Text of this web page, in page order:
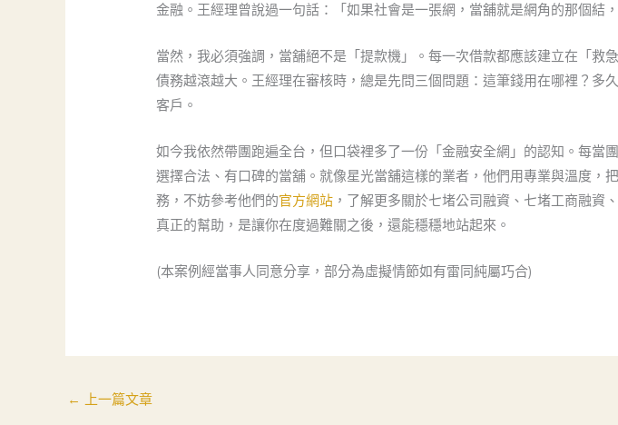
金融。王經理曾說過一句話：「如果社會是一張網，當舖就是網角的那個結
當然，我必須強調，當舖絕不是「提款機」。每一次借款都應該建立在「
債務越滾越大。王經理在審核時，總是先問三個問題：這筆錢用在哪裡？
客戶。
如今我依然帶團跑遍全台，但口袋裡多了一份「金融安全網」的認知。每
選擇合法、有口碑的當舖。就像星光當舖這樣的業者，他們用專業與溫度
務，不妨參考他們的官方網站 ，了解更多關於七堵公司融資、七堵工商融資
真正的幫助，是讓你在度過難關之後，還能穩穩地站起來。
(本案例經當事人同意分享，部分為虛擬情節如有雷同純屬巧合)
← 上一篇文章